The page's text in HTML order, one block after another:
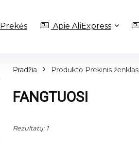
Prekės Apie AliExpress
Maks
Pradžia Produkto Prekinis ženklas
FANGTUOSI
Rezultatų: 1